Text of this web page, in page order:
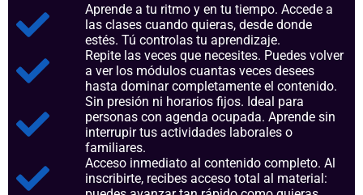
Aprende a tu ritmo y en tu tiempo. Accede a
las clases cuando quieras, desde donde
estés. Tú controlas tu aprendizaje.
Repite las veces que necesites. Puedes volver
a ver los módulos cuantas veces desees
hasta dominar completamente el contenido.
Sin presión ni horarios fijos. Ideal para
personas con agenda ocupada. Aprende sin
interrupir tus actividades laborales o
familiares.
Acceso inmediato al contenido completo. Al
inscribirte, recibes acceso total al material: